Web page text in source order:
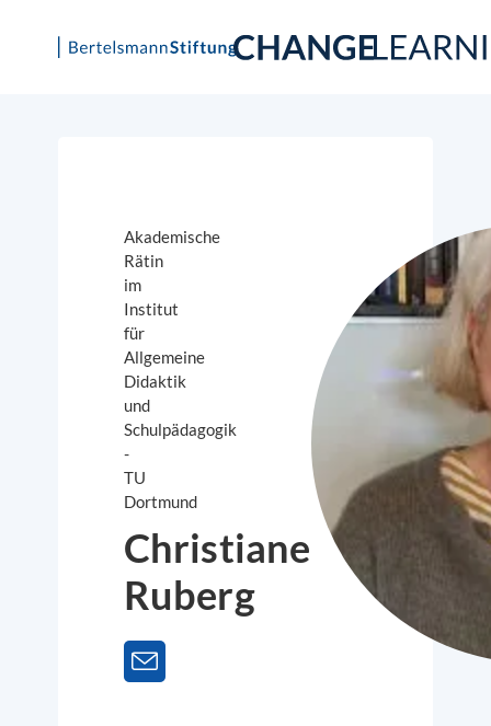
Akademische
Rätin
im
Institut
für
Allgemeine
Didaktik
und
Schulpädagogik
-
TU
Dortmund
Christiane
Ruberg